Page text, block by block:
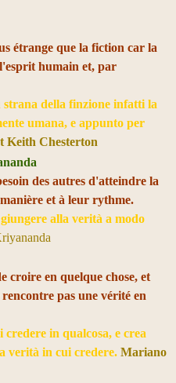
étrange que la fiction car la
humain et, par
strana della finzione infatti la
umana, e appunto per
Keith Chesterton
des autres d'atteindre la
et à leur rythme.
alla verità a modo
croire en quelque chose, et
pas une vérité en
in qualcosa, e crea
verità in cui credere. Mariano